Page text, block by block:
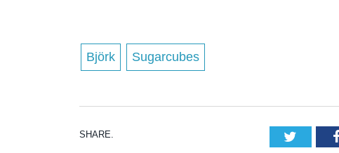
Björk Sugarcubes
SHARE. Twitter